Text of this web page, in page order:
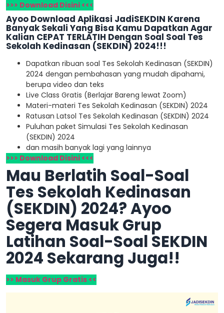
>>> Download Disini <<<
Ayoo Download Aplikasi JadiSEKDIN Karena
Banyak Sekali Yang Bisa Kamu Dapatkan Agar
Kalian CEPAT TERLATIH Dengan Soal Soal Tes
Sekolah Kedinasan (SEKDIN) 2024!!!
Dapatkan ribuan soal Tes Sekolah Kedinasan (SEKDIN)
2024 dengan pembahasan yang mudah dipahami,
berupa video dan teks
Live Class Gratis (Berlajar Bareng lewat Zoom)
Materi-materi Tes Sekolah Kedinasan (SEKDIN) 2024
Ratusan Latsol Tes Sekolah Kedinasan (SEKDIN) 2024
Puluhan paket Simulasi Tes Sekolah Kedinasan
(SEKDIN) 2024
dan masih banyak lagi yang lainnya
>>> Download Disini <<<
Mau Berlatih Soal-Soal
Tes Sekolah Kedinasan
(SEKDIN) 2024? Ayoo
Segera Masuk Grup
Latihan Soal-Soal SEKDIN
2024 Sekarang Juga!!
>> Masuk Grup Gratis <<